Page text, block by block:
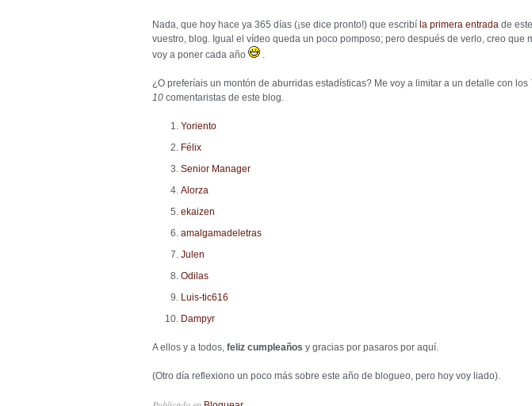
Nada, que hoy hace ya 365 días (¡se dice pronto!) que escribí la primera entrada de
vuestro, blog. Igual el vídeo queda un poco pomposo; pero después de verlo, creo que
voy a poner cada año
.
¿O preferíais un montón de aburridas estadísticas? Me voy a limitar a un detalle con los
10 comentaristas de este blog.
Yoriento
Félix
Senior Manager
Alorza
ekaizen
amalgamadeletras
Julen
Odilas
Luis-tic616
Dampyr
A ellos y a todos, feliz cumpleaños y gracias por pasaros por aquí.
(Otro día reflexiono un poco más sobre este año de blogueo, pero hoy voy liado).